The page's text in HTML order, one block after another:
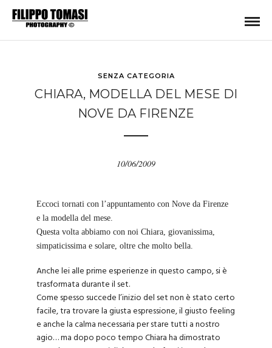
SENZA CATEGORIA
CHIARA, MODELLA DEL MESE DI
NOVE DA FIRENZE
10/06/2009
Eccoci tornati con l’appuntamento con Nove da Firenze
e la modella del mese.
Questa volta abbiamo con noi Chiara, giovanissima,
simpaticissima e solare, oltre che molto bella.
Anche lei alle prime esperienze in questo campo, si è
trasformata durante il set.
Come spesso succede l’inizio del set non è stato certo
facile, tra trovare la giusta espressione, il giusto feeling
e anche la calma necessaria per stare tutti a nostro
agio… ma dopo poco tempo Chiara ha dimostrato